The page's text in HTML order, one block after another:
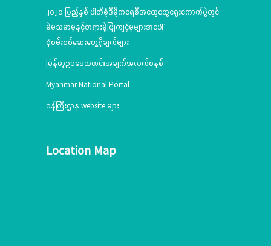
၂၀၂၀ ပြည့်နှစ် ပါတီစုံဒီမိုကရေစီအထွေထွေရွေးကောက်ပွဲတွင်
မဲမသမာမှုနှင့်တရားမဲ့ပြုကျင့်မှုများအပေါ်
စုံစမ်းစစ်ဆေးတွေ့ရှိချက်များ
မြန်မာ့ဥပဒေသတင်းအချက်အလက်စနစ်
Myanmar National Portal
ဝန်ကြီးဌာန website များ
Location Map